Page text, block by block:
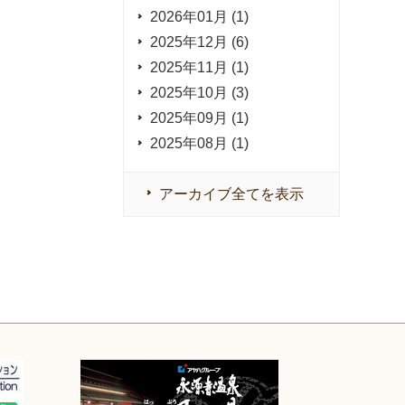
2026年01月 (1)
2025年12月 (6)
2025年11月 (1)
2025年10月 (3)
2025年09月 (1)
2025年08月 (1)
アーカイブ全てを表示